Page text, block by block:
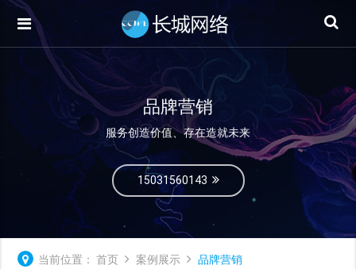
品牌营销
服务创造价值、存在造就未来
15031560143
当前位置： 首页 案例展示 品牌营销